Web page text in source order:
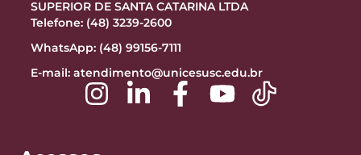
SUPERIOR DE SANTA CATARINA LTDA
Telefone: (48) 3239-2600
WhatsApp: (48) 99156-7111
E-mail: atendimento@unicesusc.edu.br